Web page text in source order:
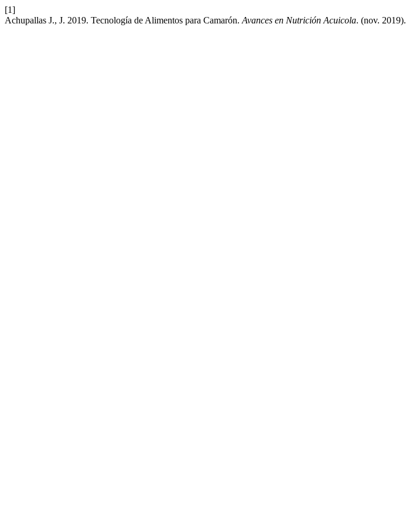
[1]
Achupallas J., J. 2019. Tecnología de Alimentos para Camarón. Avances en Nutrición Acuicola. (nov. 2019).